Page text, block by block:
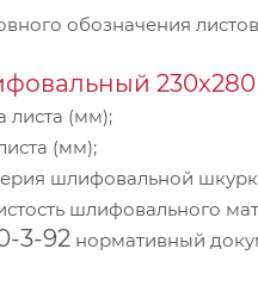
обозначения
230х280
листа (мм);
(мм);
шлифовальной
шлифовального
3-92 нормативный